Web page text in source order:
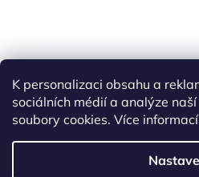
K personalizaci obsahu a
sociálních médií a analýze
soubory cookies. Více informací